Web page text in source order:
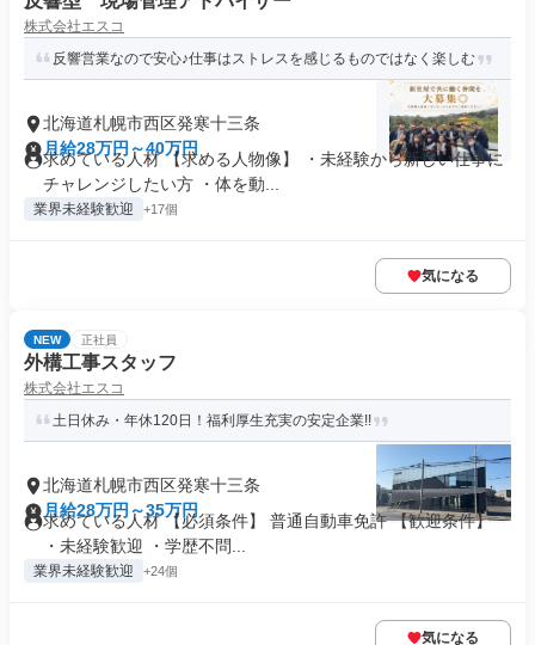
株式会社エスコ
反響営業なので安心♪仕事はストレスを感じるものではなく楽しむ
北海道札幌市西区発寒十三条
月給28万円～40万円
求めている人材 【求める人物像】 ・未経験から新しい仕事に
チャレンジしたい方 ・体を動...
業界未経験歓迎 +17個
気になる
NEW 正社員
外構工事スタッフ
株式会社エスコ
土日休み・年休120日！福利厚生充実の安定企業!!
北海道札幌市西区発寒十三条
月給28万円～35万円
求めている人材 【必須条件】 普通自動車免許 【歓迎条件】
・未経験歓迎 ・学歴不問...
業界未経験歓迎 +24個
気になる